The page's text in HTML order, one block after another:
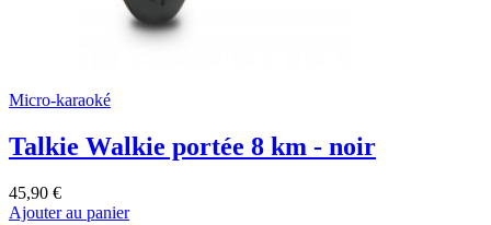
Micro-karaoké
Talkie Walkie portée 8 km - noir
45,90 €
Ajouter au panier